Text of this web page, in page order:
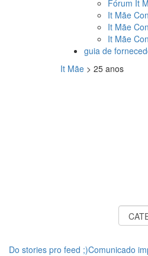
Fórum It
It Mãe
It Mãe
It Mãe
guia de
It Mãe > 25 anos
Do stories pro feed ;)Comunicado